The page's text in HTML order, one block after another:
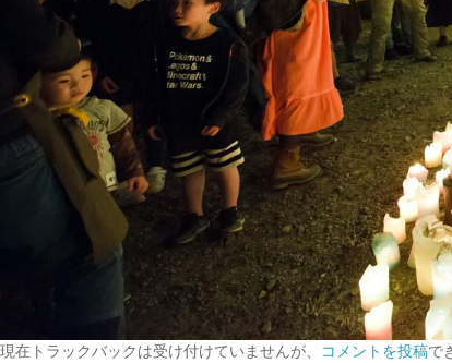
現在トラックバックは受け付けていませんが、 コメントを投稿で